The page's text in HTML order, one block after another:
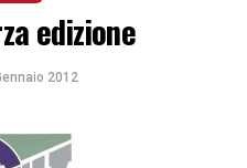
edizione
2012